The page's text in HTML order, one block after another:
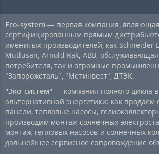
Eco-system — первая компания,
сертифицированным прямым
именитых производителей, как Schneider
Mutlusan, Arnold Rak, ABB, обслуживающая
потребителя, так и огромные
"Запорожсталь", "Метинвест", ДТЭК.
"Эко-систем" — компания полного цикла
альтернативной энергетики: как продаем
панели, тепловые насосы,
производим монтаж солнечных
монтаж тепловых насосов и солнечных
дальнейшее сервисное сопровождение